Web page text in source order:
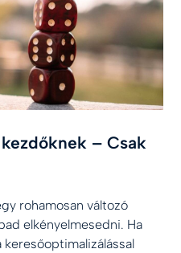
– Csak
rohamosan változó
elkényelmesedni. Ha